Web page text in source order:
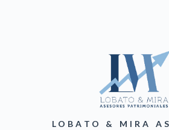
LOBATO & MIRA